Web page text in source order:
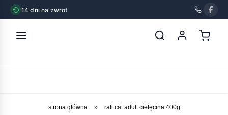
14 dni na zwrot
strona główna » rafi cat adult cielęcina 400g